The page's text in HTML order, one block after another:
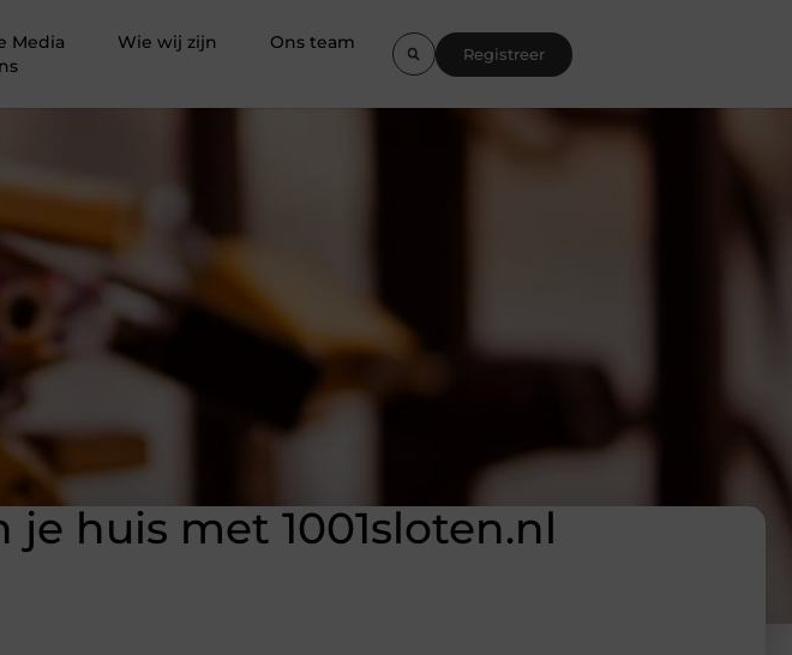
Media Wie wij zijn
Ons team
Registreer
huis met 1001sloten.nl